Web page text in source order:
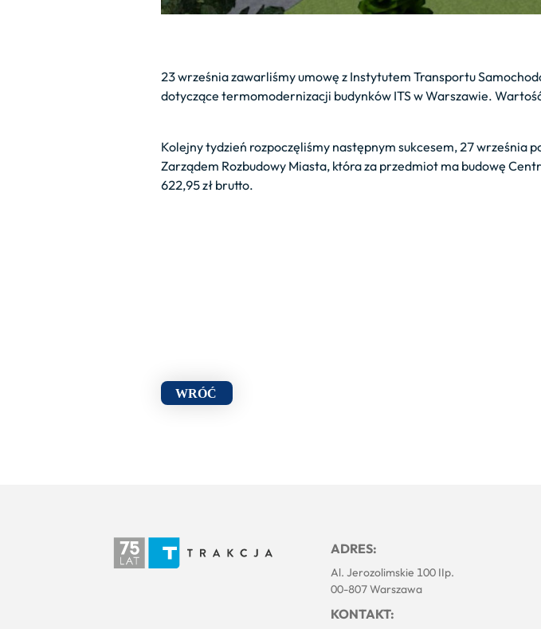
23 września zawarliśmy umowę z Instytutem Transportu
dotyczące termomodernizacji budynków ITS w Warszawie.
Kolejny tydzień rozpoczęliśmy następnym sukcesem, 27 września
Zarządem Rozbudowy Miasta, która za przedmiot ma budowę
622,95 zł brutto.
WRÓĆ
ADRES:
Al. Jerozolimskie 100 IIp.
00-807 Warszawa
KONTAKT: